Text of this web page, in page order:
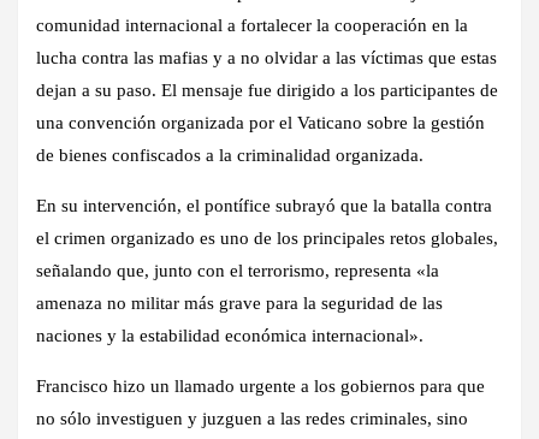
comunidad internacional a fortalecer la cooperación en la
lucha contra las mafias y a no olvidar a las víctimas que estas
dejan a su paso. El mensaje fue dirigido a los participantes de
una convención organizada por el Vaticano sobre la gestión
de bienes confiscados a la criminalidad organizada.
En su intervención, el pontífice subrayó que la batalla contra
el crimen organizado es uno de los principales retos globales,
señalando que, junto con el terrorismo, representa «la
amenaza no militar más grave para la seguridad de las
naciones y la estabilidad económica internacional».
Francisco hizo un llamado urgente a los gobiernos para que
no sólo investiguen y juzguen a las redes criminales, sino